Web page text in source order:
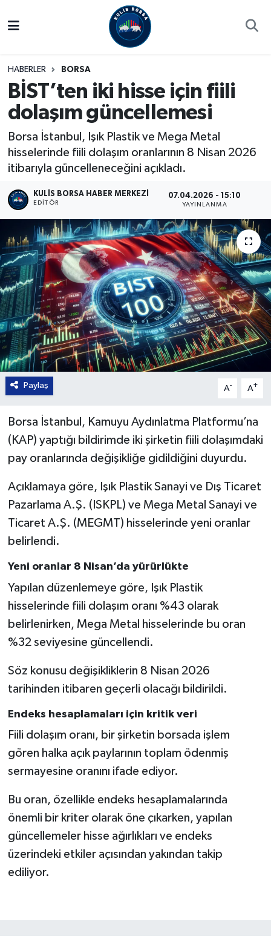
HABERLER BORSA
BİST’ten iki hisse için fiili
dolaşım güncellemesi
Borsa İstanbul, Işık Plastik ve Mega Metal
hisselerinde fiili dolaşım oranlarının 8 Nisan 2026
itibarıyla güncelleneceğini açıkladı.
KULIS BORSA HABER MERKEZI
EDITÖR
07.04.2026 - 15:10
YAYINLANMA
Paylaş A- A+
Borsa İstanbul, Kamuyu Aydınlatma Platformu’na
(KAP) yaptığı bildirimde iki şirketin fiili dolaşımdaki
pay oranlarında değişikliğe gidildiğini duyurdu.
Açıklamaya göre, Işık Plastik Sanayi ve Dış Ticaret
Pazarlama A.Ş. (ISKPL) ve Mega Metal Sanayi ve
Ticaret A.Ş. (MEGMT) hisselerinde yeni oranlar
belirlendi.
Yeni oranlar 8 Nisan’da yürürlükte
Yapılan düzenlemeye göre, Işık Plastik
hisselerinde fiili dolaşım oranı %43 olarak
belirlenirken, Mega Metal hisselerinde bu oran
%32 seviyesine güncellendi.
Söz konusu değişikliklerin 8 Nisan 2026
tarihinden itibaren geçerli olacağı bildirildi.
Endeks hesaplamaları için kritik veri
Fiili dolaşım oranı, bir şirketin borsada işlem
gören halka açık paylarının toplam ödenmiş
sermayesine oranını ifade ediyor.
Bu oran, özellikle endeks hesaplamalarında
önemli bir kriter olarak öne çıkarken, yapılan
güncellemeler hisse ağırlıkları ve endeks
üzerindeki etkiler açısından yakından takip
ediliyor.
Kulis Haber
Halka Arzlar
Ekonomi
Süper Lig Puan Durumu ve Fikstür
Tüm Manşetler
Son Dakika Haberleri
Haber Arşivi